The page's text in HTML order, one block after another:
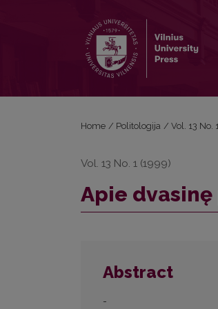
Home / Politologija / Vol. 13 No.
Vol. 13 No. 1 (1999)
Apie
Abstract
-